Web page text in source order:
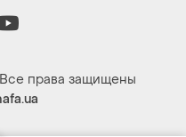
права защищены